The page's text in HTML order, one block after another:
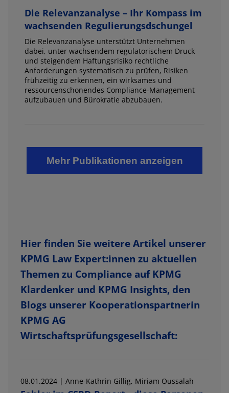
Die Relevanzanalyse – Ihr Kompass im
wachsenden Regulierungsdschungel
Die Relevanzanalyse unterstützt Unternehmen
dabei, unter wachsendem regulatorischem Druck
und steigendem Haftungsrisiko rechtliche
Anforderungen systematisch zu prüfen, Risiken
frühzeitig zu erkennen, ein wirksames und
ressourcenschonendes Compliance-Management
aufzubauen und Bürokratie abzubauen.
Mehr Publikationen anzeigen
Hier finden Sie weitere Artikel unserer
KPMG Law Expert:innen zu aktuellen
Themen zu Compliance auf KPMG
Klardenker und KPMG Insights, den
Blogs unserer Kooperationspartnerin
KPMG AG
Wirtschaftsprüfungsgesellschaft:
08.01.2024 | Anne-Kathrin Gillig, Miriam Oussalah